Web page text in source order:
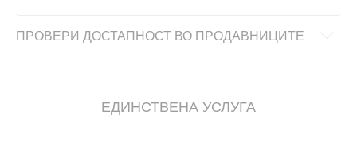
ПРОВЕРИ ДОСТАПНОСТ ВО ПРОДАВНИЦИТЕ
ЕДИНСТВЕНА УСЛУГА